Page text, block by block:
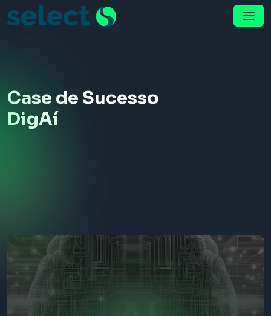
Pular para o conteúdo
Menu de Navegação
Case de Sucesso
DigAí